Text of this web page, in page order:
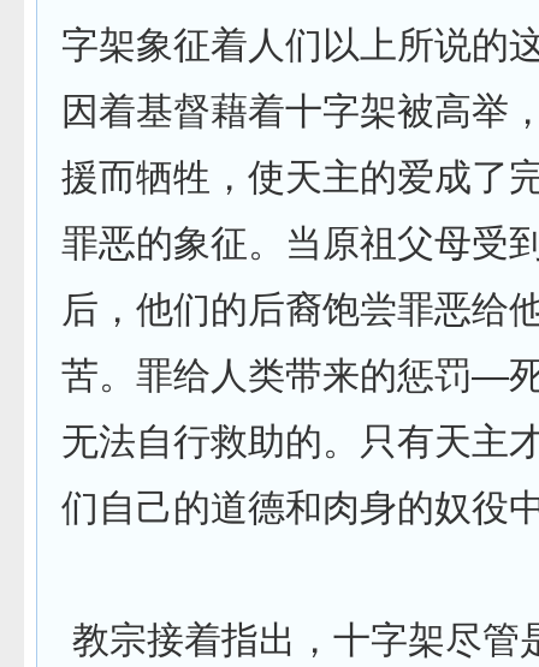
字架象征着人们以上所说的
因着基督藉着十字架被高举
援而牺牲，使天主的爱成了
罪恶的象征。当原祖父母受
后，他们的后裔饱尝罪恶给
苦。罪给人类带来的惩罚—
无法自行救助的。只有天主
们自己的道德和肉身的奴役
教宗接着指出，十字架尽管